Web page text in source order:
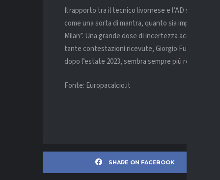
Il rapporto tra il tecnico livornese e l’AD sarebbe
come una sorta di mantra, quanto sia importante
Milan”. Una grande dose di incertezza
tante contestazioni ricevute, Giorgio Furlani
dopo l’estate 2023, sembra sempre più realtà.
Fonte: Europacalcio.it
SHARE ON FACEBOOK